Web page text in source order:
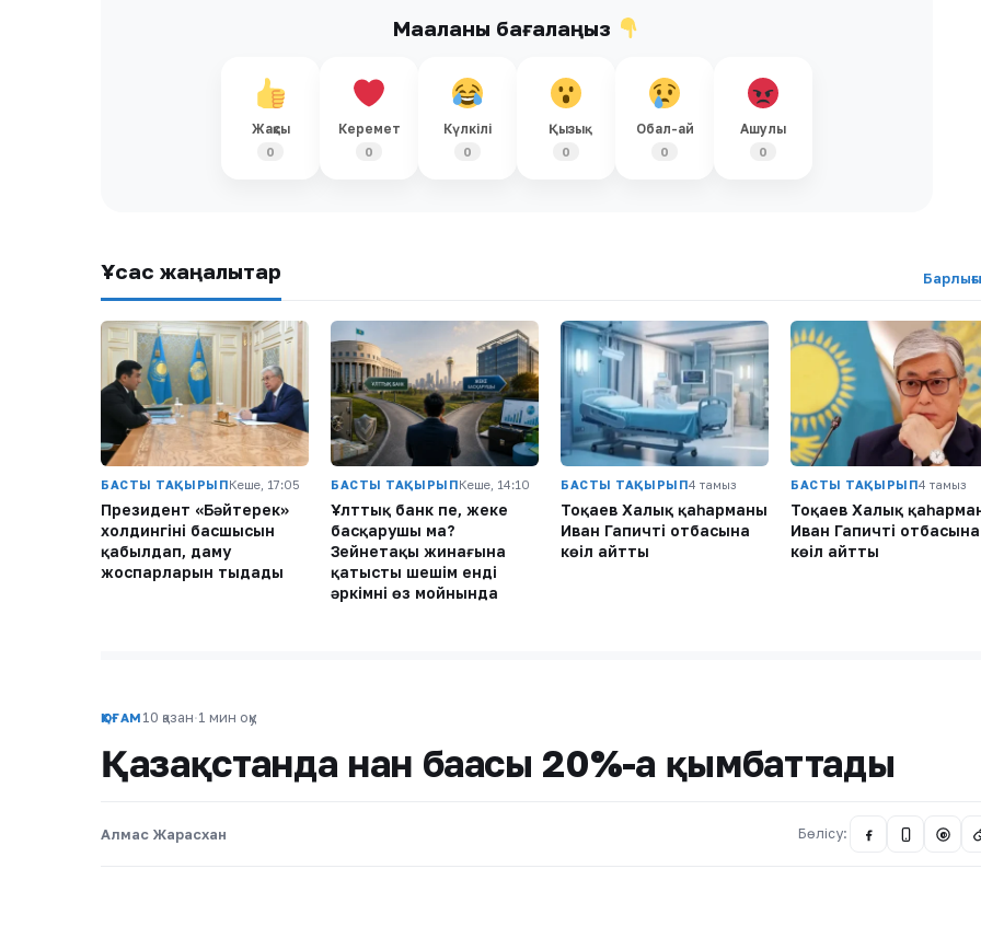
Мақаланы бағалаңыз
Жақсы
0
Керемет
0
Күлкілі
0
Қызық
0
Обал-ай
0
Ашулы
0
Ұқсас жаңалықтар
БАСТЫ ТАҚЫРЫПКеше, 17:05
Президент «Бәйтерек»
холдингінің басшысын
қабылдап, даму
жоспарларын тыңдады
БАСТЫ ТАҚЫРЫПКеше, 14:10
Ұлттық банк пе, жеке
басқарушы ма?
Зейнетақы жинағына
қатысты шешім енді
әркімнің өз мойнында
БАСТЫ ТАҚЫРЫП4 тамыз
Тоқаев Халық қаһарманы
Иван Гапичтің отбасына
көңіл айтты
БАСТЫ ТАҚЫРЫП4 тамыз
Тоқаев Халық
Иван Гапичтің отбасына
көңіл айтты
ҚОҒАМ 10 қазан·1 мин оқу
Қазақстанда нан бағасы 20%-ға қымбаттады
Алмас Жарасхан Бөлісу: @